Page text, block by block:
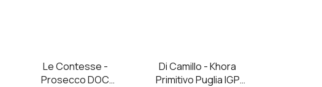
Le Contesse -
Prosecco DOC
Di Camillo - Khora
Primitivo Puglia IGP